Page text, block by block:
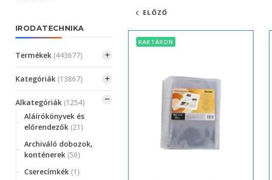
IRODATECHNIKA
Termékek (443677)
Kategóriák (13867)
Alkategóriák (1254)
Aláírókönyvek és
előrendezők (21)
Archiváló dobozok,
konténerek (56)
Cserecímkék (1)
ELŐZŐ
RAKTÁRON